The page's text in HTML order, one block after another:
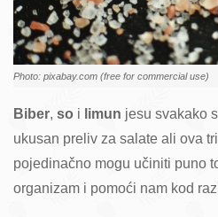
Photo: pixabay.com (free for commercial use)
Biber, so i limun jesu svakako
ukusan preliv za salate ali ova
pojedinačno mogu učiniti puno
organizam i pomoći nam kod